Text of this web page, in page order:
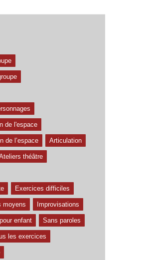
de l'espace
de l’espace Articulation
théâtre
Exercices difficiles
moyens Improvisations
enfant Sans paroles
les exercices